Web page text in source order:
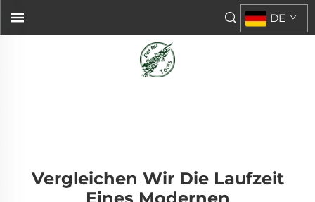
DE
Vergleichen Wir Die Laufzeit